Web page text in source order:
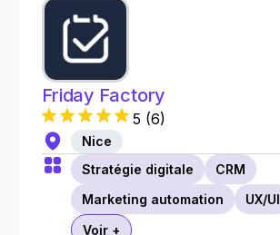
Friday Factory
5 (6)
Nice
Stratégie digitale
CRM
Marketing automation
UX/UI
Voir +